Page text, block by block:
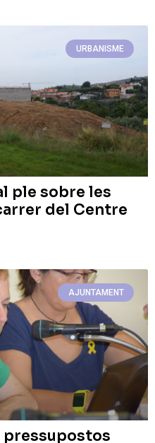
URBANISME
ple sobre les
del Centre
AJUNTAMENT
pressupostos